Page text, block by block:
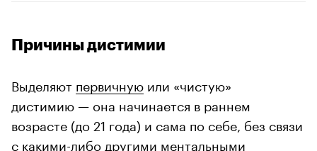
Причины дистимии
Выделяют первичную или «чистую»
дистимию — она начинается в раннем
возрасте (до 21 года) и сама по себе, без связи
с какими-либо другими ментальными